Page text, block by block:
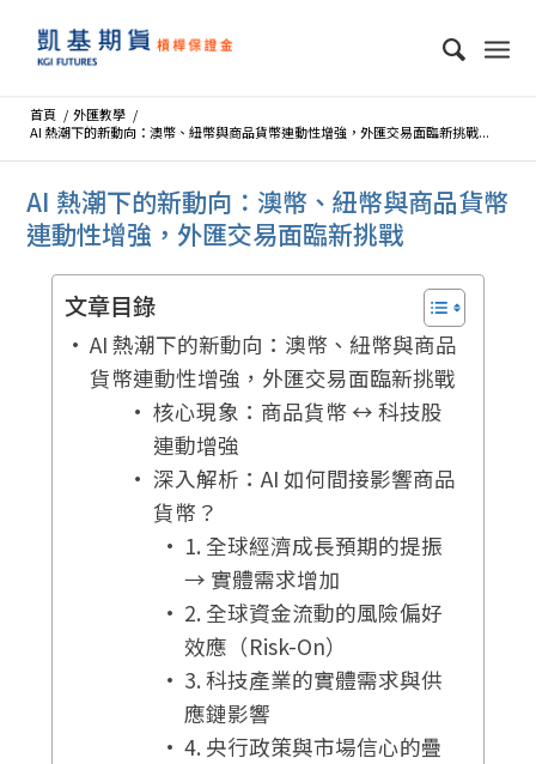
首頁 / 外匯教學 /
AI 熱潮下的新動向：澳幣、紐幣與商品貨幣連動性增強，外匯交易面臨新挑戰...
AI 熱潮下的新動向：澳幣、紐幣與商品貨幣
連動性增強，外匯交易面臨新挑戰
文章目錄
AI 熱潮下的新動向：澳幣、紐幣與商品
貨幣連動性增強，外匯交易面臨新挑戰
核心現象：商品貨幣 ↔ 科技股
連動增強
深入解析：AI 如何間接影響商品
貨幣？
1. 全球經濟成長預期的提振
→ 實體需求增加
2. 全球資金流動的風險偏好
效應（Risk-On）
3. 科技產業的實體需求與供
應鏈影響
4. 央行政策與市場信心的疊